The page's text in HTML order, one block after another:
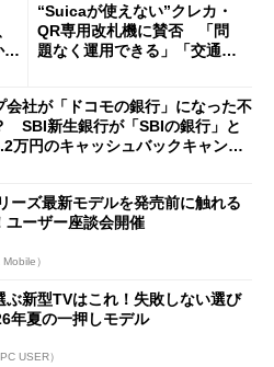
“Suicaが使えない”クレカ・
QR専用改札機に賛否 「問
題なく運用できる」「交通系I
会社が「ドコモの銀行」になった不
SBI新生銀行が「SBIの銀行」と
万円のキャッシュバックキャンペ
ーズ最新モデルを発売前に触れる
ユーザー座談会開催
）
ぶ新型TVはこれ！失敗しない選び
年夏の一押しモデル
USER）